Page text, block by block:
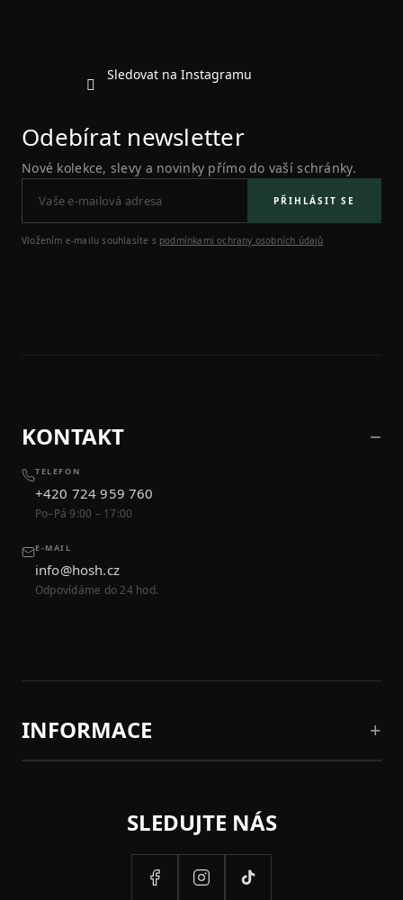
Sledovat na Instagramu
Odebírat newsletter
Nové kolekce, slevy a novinky přímo do vaší schránky.
PŘIHLÁSIT SE
Vložením e-mailu souhlasíte s podmínkami ochrany osobních údajů
KONTAKT
TELEFON
+420 724 959 760
Po–Pá 9:00 – 17:00
E-MAIL
info@hosh.cz
Odpovídáme do 24 hod.
INFORMACE
SLEDUJTE NÁS